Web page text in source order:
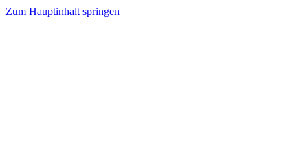
Zum Hauptinhalt springen